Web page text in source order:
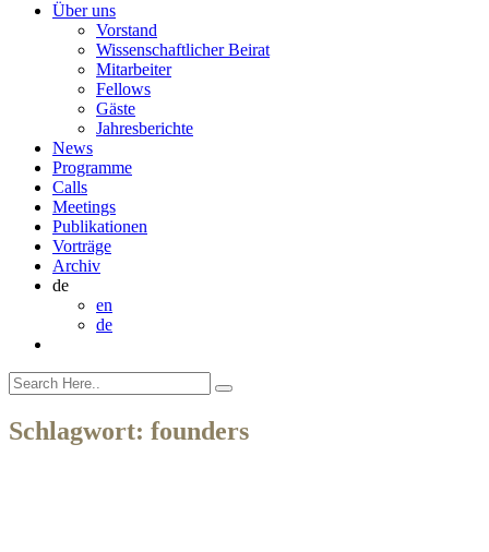
Über uns
Vorstand
Wissenschaftlicher Beirat
Mitarbeiter
Fellows
Gäste
Jahresberichte
News
Programme
Calls
Meetings
Publikationen
Vorträge
Archiv
de
en
de
Schlagwort: founders